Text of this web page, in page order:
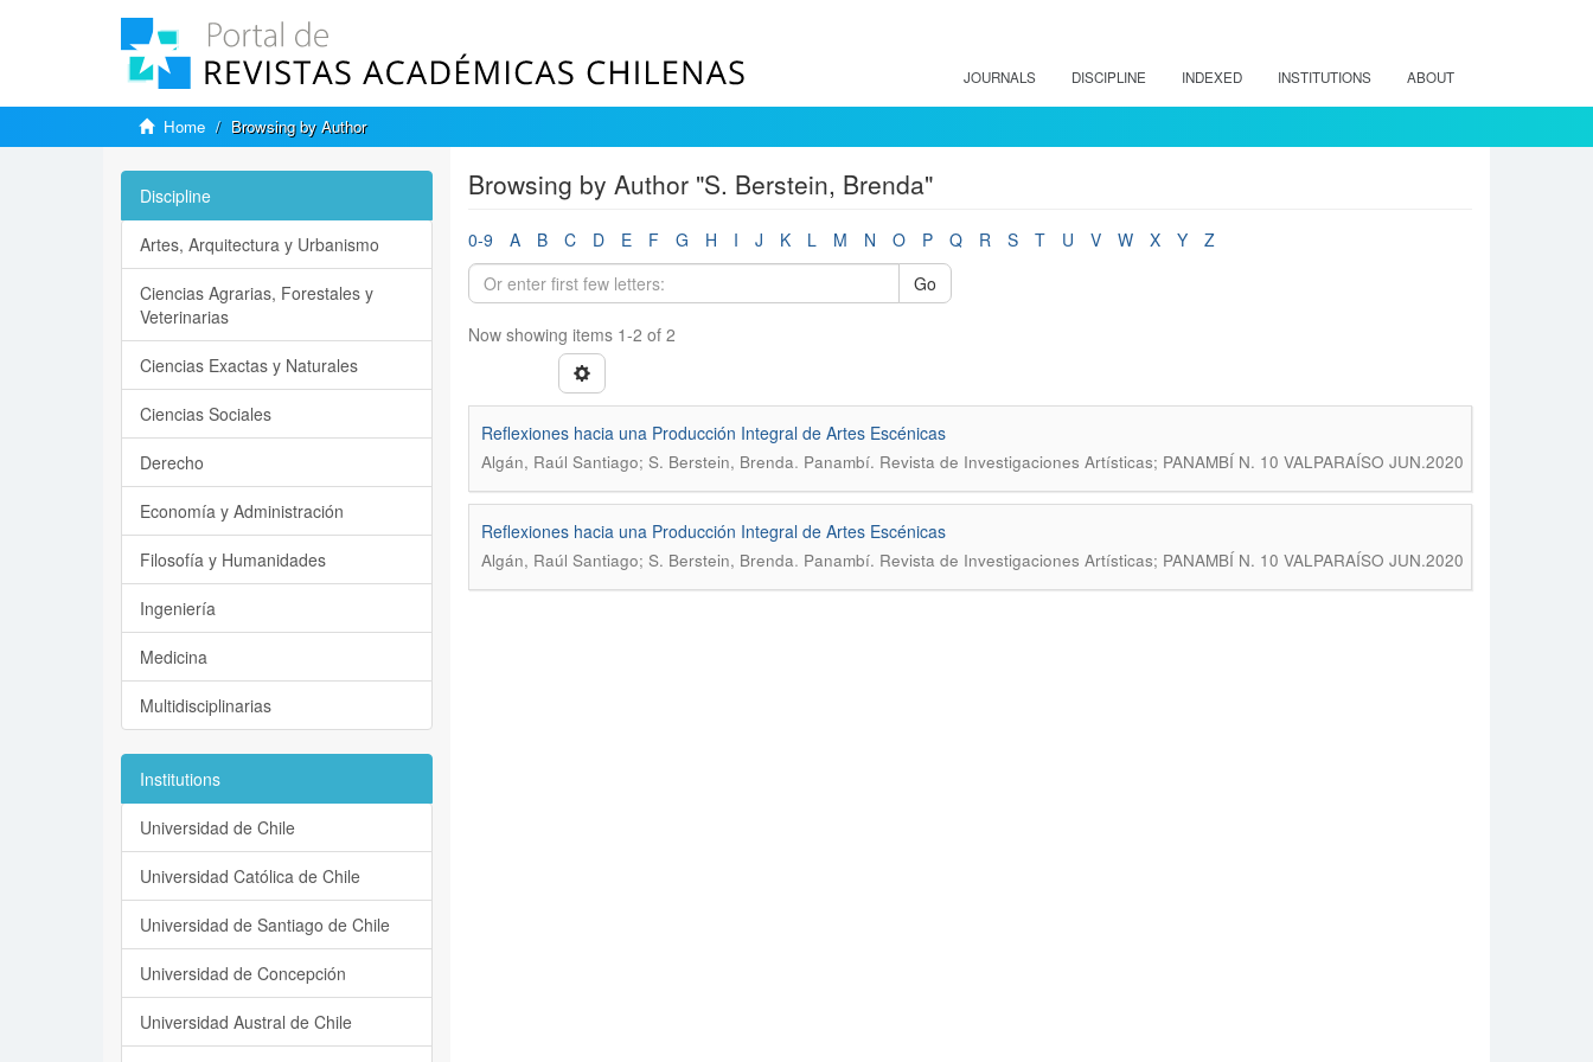
JOURNALS DISCIPLINE INDEXED INSTITUTIONS ABOUT
Home Browsing by Author
Browsing by Author "S. Berstein, Brenda"
0-9 A B C D E F G H I J K L M N O P Q R S T U V W X Y
Z
Go
Now showing items 1-2 of 2
Reflexiones hacia una Producción Integral de Artes Escénicas
Algán, Raúl Santiago; S. Berstein, Brenda. Panambí. Revista de Investigaciones Artísticas; PANAMBÍ N. 10 VALPARAÍSO JUN.2020
Reflexiones hacia una Producción Integral de Artes Escénicas
Algán, Raúl Santiago; S. Berstein, Brenda. Panambí. Revista de Investigaciones Artísticas; PANAMBÍ N. 10 VALPARAÍSO JUN.2020
Discipline
Artes, Arquitectura y Urbanismo
Ciencias Agrarias, Forestales y
Veterinarias
Ciencias Exactas y Naturales
Ciencias Sociales
Derecho
Economía y Administración
Filosofía y Humanidades
Ingeniería
Medicina
Multidisciplinarias
Institutions
Universidad de Chile
Universidad Católica de Chile
Universidad de Santiago de Chile
Universidad de Concepción
Universidad Austral de Chile